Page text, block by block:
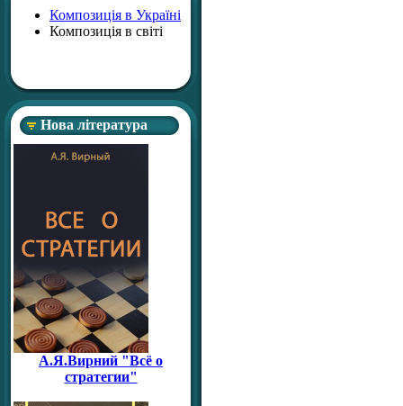
Композиція в Україні
Композиція в світі
Нова література
А.Я.Вирний "Всё о
стратегии"